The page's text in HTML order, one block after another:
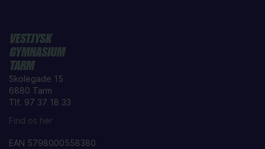
VESTJYSK
GYMNASIUM
TARM
Skolegade 15
6880 Tarm
Tlf. 97 37 18 33
Find os her
EAN 5798000558380